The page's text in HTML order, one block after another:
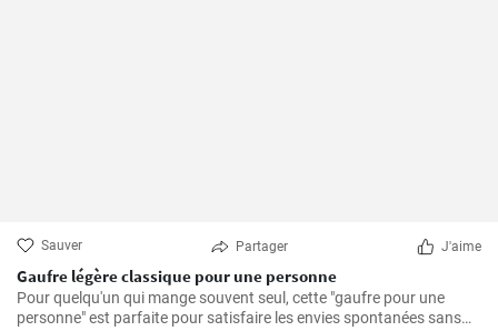
Sauver Partager J'aime
Gaufre légère classique pour une personne
Pour quelqu'un qui mange souvent seul, cette "gaufre pour une
personne" est parfaite pour satisfaire les envies spontanées sans